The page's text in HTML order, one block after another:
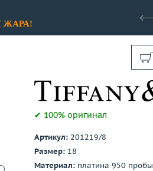
ЖАРА!
✔ 100% оригинал
Артикул: 201219/8
Размер: 18
Материал: платина 950 пробы